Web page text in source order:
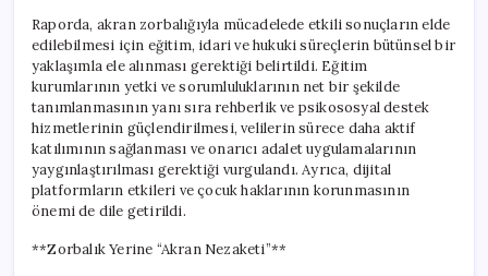
Raporda, akran zorbalığıyla mücadelede etkili sonuçların elde
edilebilmesi için eğitim, idari ve hukuki süreçlerin bütünsel bir
yaklaşımla ele alınması gerektiği belirtildi. Eğitim
kurumlarının yetki ve sorumluluklarının net bir şekilde
tanımlanmasının yanı sıra rehberlik ve psikososyal destek
hizmetlerinin güçlendirilmesi, velilerin sürece daha aktif
katılımının sağlanması ve onarıcı adalet uygulamalarının
yaygınlaştırılması gerektiği vurgulandı. Ayrıca, dijital
platformların etkileri ve çocuk haklarının korunmasının
önemi de dile getirildi.
**Zorbalık Yerine “Akran Nezaketi”**